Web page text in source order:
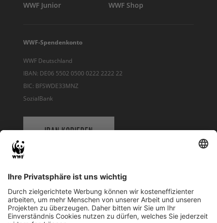
WWF Junior WWF Shop
WWF-Spendenkonto
WWF Deutschland
IBAN: DE06 5502 0500 0222 2222 22
BIC: BFSWDE33MNZ
SozialBank
IBAN KOPIEREN
WWF Deutschland
Reinhardtstr. 18